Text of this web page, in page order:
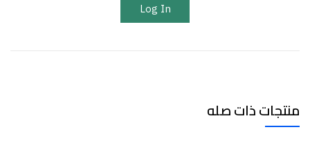
Log In
منتجات ذات صله